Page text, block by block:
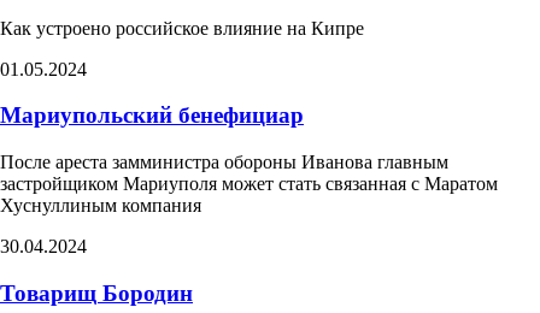
Как устроено российское влияние на Кипре
01.05.2024
Мариупольский бенефициар
После ареста замминистра обороны Иванова главным
застройщиком Мариуполя может стать связанная с Маратом
Хуснуллиным компания
30.04.2024
Товарищ Бородин